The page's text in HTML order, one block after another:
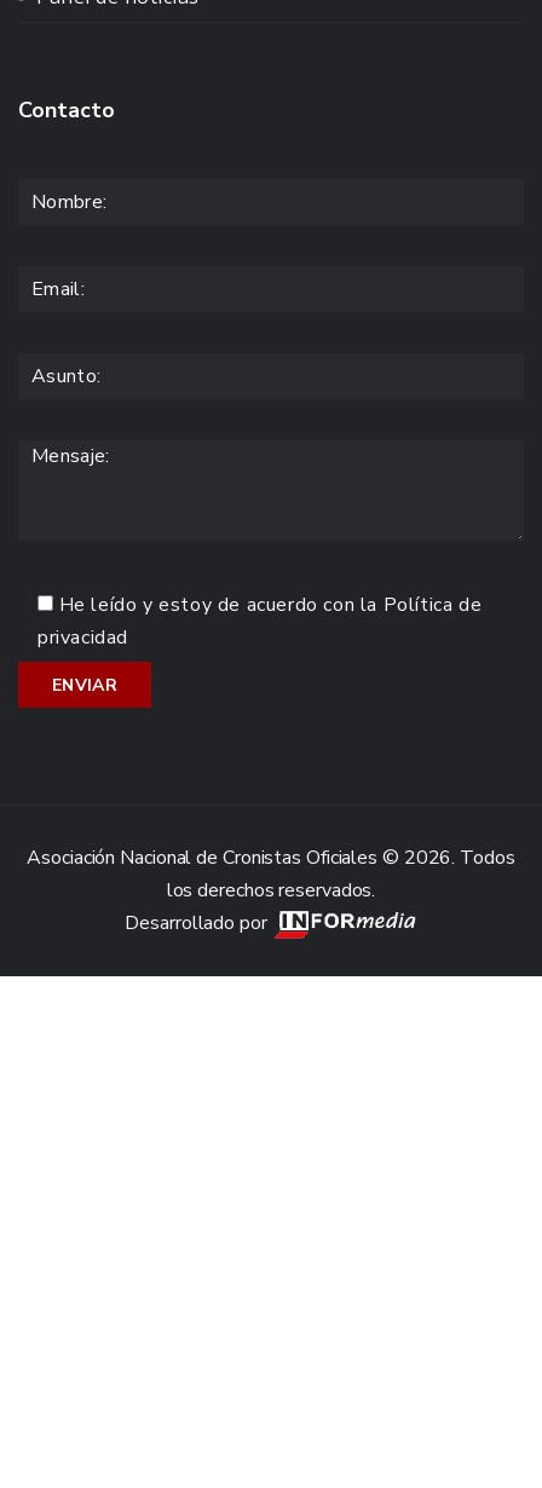
Contacto
He leído y estoy de acuerdo con la Política de
privacidad
Asociación Nacional de Cronistas Oficiales © 2026. Todos
los derechos reservados.
Desarrollado por